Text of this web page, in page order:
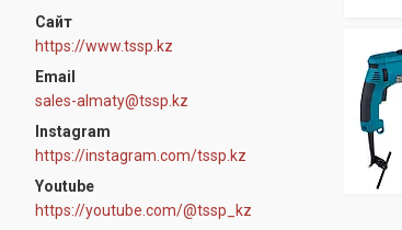
https://www.tssp.kz
sales-almaty@tssp.kz
Instagram
https://instagram.com/tssp.kz
Youtube
https://youtube.com/@tssp_kz